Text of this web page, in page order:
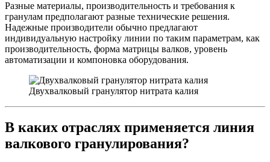
Разные материалы, производительность и требования к
гранулам предполагают разные технические решения.
Надежные производители обычно предлагают
индивидуальную настройку линии по таким параметрам, как
производительность, форма матрицы валков, уровень
автоматизации и компоновка оборудования.
Двухвалковый гранулятор нитрата калия
В каких отраслях применяется линия
валкового гранулирования?